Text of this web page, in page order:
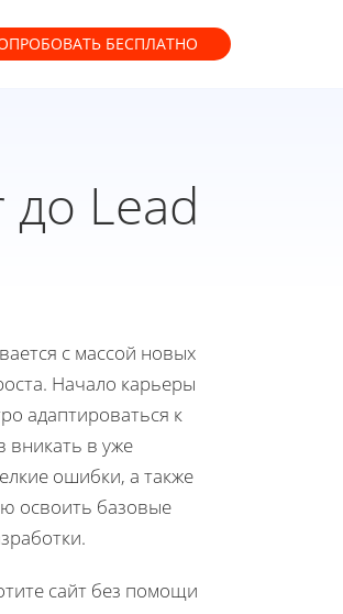
БЕСПЛАТНО
Lead
с массой новых
Начало карьеры
адаптироваться к
вникать в уже
ошибки, а также
освоить базовые
сайт без помощи